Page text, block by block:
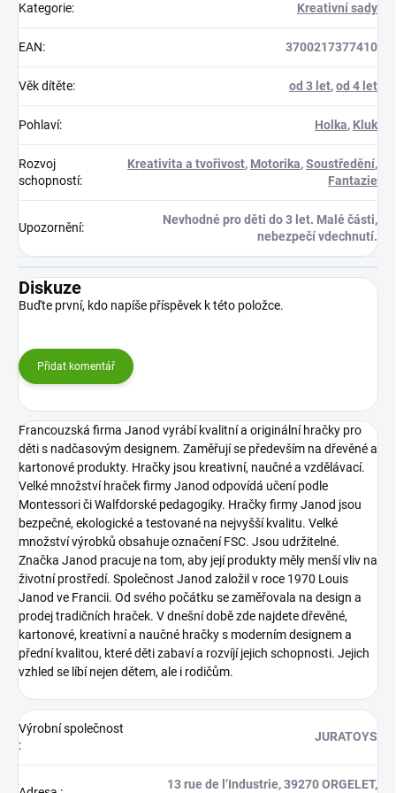
Kategorie: Kreativní sady
EAN: 3700217377410
Věk dítěte: od 3 let,od 4 let
Pohlaví: Holka, Kluk
Rozvoj
schopností:
Kreativita a tvořivost, Motorika,Soustředění,
Fantazie
Upozornění:
Nevhodné pro děti do 3 let. Malé části,
nebezpečí vdechnutí.
Diskuze
Buďte první, kdo napíše příspěvek k této položce.
Přidat komentář
Francouzská firma Janod vyrábí kvalitní a originální hračky pro
děti s nadčasovým designem. Zaměřují se především na dřevěné a
kartonové produkty. Hračky jsou kreativní, naučné a vzdělávací.
Velké množství hraček firmy Janod odpovídá učení podle
Montessori či Walfdorské pedagogiky. Hračky firmy Janod jsou
bezpečné, ekologické a testované na nejvyšší kvalitu. Velké
množství výrobků obsahuje označení FSC. Jsou udržitelné.
Značka Janod pracuje na tom, aby její produkty měly menší vliv na
životní prostředí. Společnost Janod založil v roce 1970 Louis
Janod ve Francii. Od svého počátku se zaměřovala na design a
prodej tradičních hraček. V dnešní době zde najdete dřevěné,
kartonové, kreativní a naučné hračky s moderním designem a
přední kvalitou, které děti zabaví a rozvíjí jejich schopnosti. Jejich
vzhled se líbí nejen dětem, ale i rodičům.
Výrobní společnost
:
JURATOYS
13 rue de l’Industrie, 39270 ORGELET,